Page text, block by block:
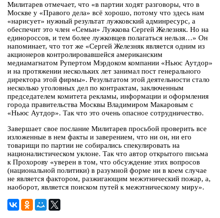
Милитарев отмечает, что «в партии ходят разговоры, что в
Москве у «Правого дела» всё хорошо, потому что здесь нам
«нарисует» нужный результат лужковский админресурс, а
обеспечит это член «Семьи» Лужкова Сергей Железняк. Но на
единороссов, и тем более лужковцев полагаться нельзя…» Он
напоминает, что тот же «Сергей Железняк является одним из
акционеров контролировавшейся американским
медиамагнатом Рупертом Мэрдоком компании «Ньюс Аутдор»
и на протяжении нескольких лет занимал пост генерального
директора этой фирмы». Результатом этой деятельности стало
несколько уголовных дел по контрактам, заключенным
председателем комитета рекламы, информации и оформления
города правительства Москвы Владимиром Макаровым с
«Ньюс Аутдор». Так что это очень опасное сотрудничество.
Завершает свое послание Милитарев просьбой проверить все
изложенные в нем факты и заверением, что ни он, ни его
товарищи по партии не собирались спекулировать на
националистическом уклоне. Так что автор открытого письма
к Прохорову «уверен в том, что обсуждение этих вопросов
(национальной политики) в разумной форме ни в коем случае
не является фактором, разжигающим межэтнический пожар, а,
наоборот, является поиском путей к межэтническому миру».